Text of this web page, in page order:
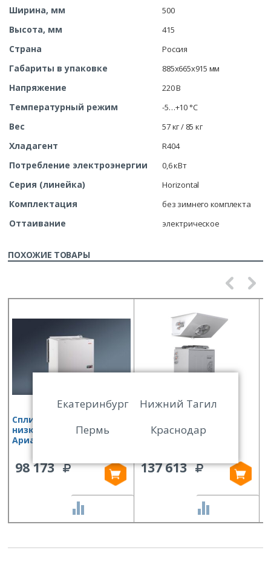
Ширина, мм 500
Высота, мм 415
Страна Россия
Габариты в упаковке 885х665х915 мм
Напряжение 220 В
Температурный режим -5…+10 °С
Вес 57 кг / 85 кг
Хладагент R404
Потребление электроэнергии 0,6 кВт
Серия (линейка) Horizontal
Комплектация без зимнего комплекта
Оттаивание электрическое
ПОХОЖИЕ ТОВАРЫ
Сплит-система
низкотемпературная
Ариада KLS 112
98 173
SM109P
137 613
Екатеринбург
Нижний Тагил
Пермь
Краснодар